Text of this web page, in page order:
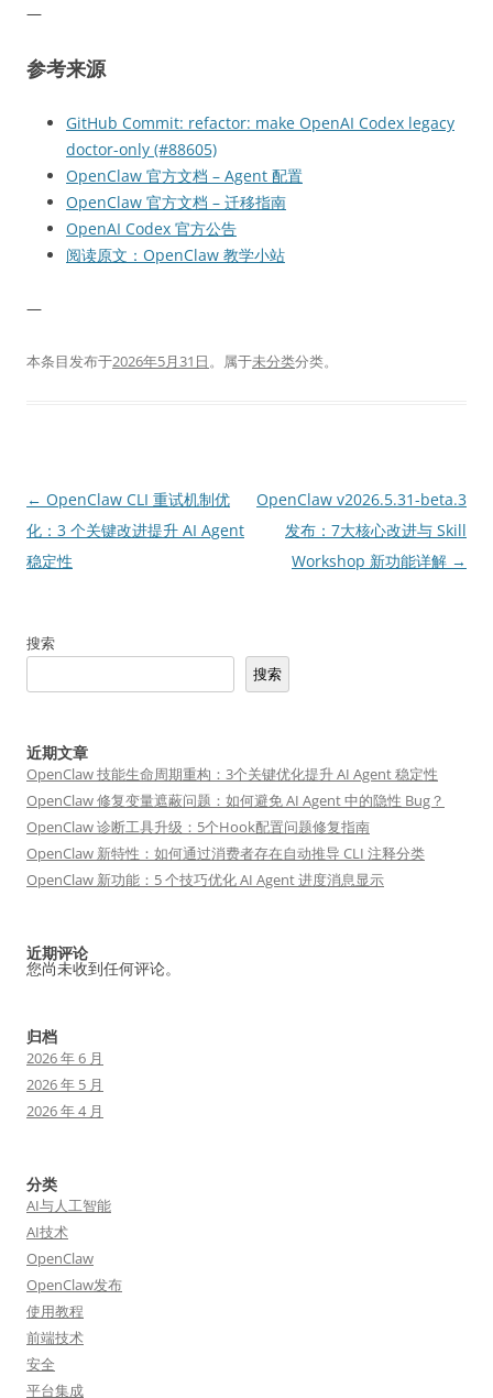
—
参考来源
GitHub Commit: refactor: make OpenAI Codex legacy
doctor-only (#88605)
OpenClaw 官方文档 – Agent 配置
OpenClaw 官方文档 – 迁移指南
OpenAI Codex 官方公告
阅读原文：OpenClaw 教学小站
—
本条目发布于2026年5月31日。属于未分类分类。
文
章
导
← OpenClaw CLI 重试机制优
化：3 个关键改进提升 AI Agent
稳定性
OpenClaw v2026.5.31-beta.3
发布：7大核心改进与 Skill
Workshop 新功能详解 →
搜索
搜索
近期文章
OpenClaw 技能生命周期重构：3个关键优化提升 AI Agent 稳定性
OpenClaw 修复变量遮蔽问题：如何避免 AI Agent 中的隐性 Bug？
OpenClaw 诊断工具升级：5个Hook配置问题修复指南
OpenClaw 新特性：如何通过消费者存在自动推导 CLI 注释分类
OpenClaw 新功能：5 个技巧优化 AI Agent 进度消息显示
近期评论
您尚未收到任何评论。
归档
2026 年 6 月
2026 年 5 月
2026 年 4 月
分类
AI与人工智能
AI技术
OpenClaw
OpenClaw发布
使用教程
前端技术
安全
平台集成